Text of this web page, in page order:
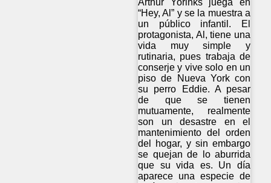
“Hey, Al” y se la muestra a
un público infantil. El
protagonista, Al, tiene una
vida muy simple y
rutinaria, pues trabaja de
conserje y vive solo en un
piso de Nueva York con
su perro Eddie. A pesar
de que se tienen
mutuamente, realmente
son un desastre en el
mantenimiento del orden
del hogar, y sin embargo
se quejan de lo aburrida
que su vida es. Un día
aparece una especie de